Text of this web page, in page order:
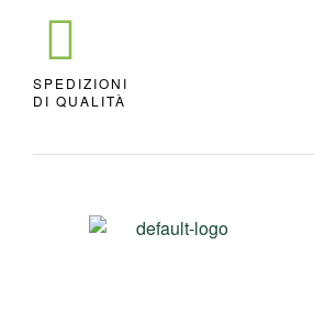
SPEDIZIONI
DI QUALITÀ